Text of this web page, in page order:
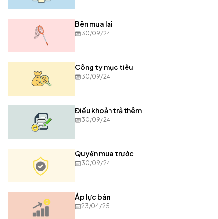
Bên mua lại
30/09/24
Công ty mục tiêu
30/09/24
Điều khoản trả thêm
30/09/24
Quyền mua trước
30/09/24
Áp lực bán
23/04/25